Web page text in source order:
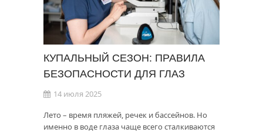
КУПАЛЬНЫЙ СЕЗОН: ПРАВИЛА
БЕЗОПАСНОСТИ ДЛЯ ГЛАЗ
14 июля 2025
Лето – время пляжей, речек и бассейнов. Но
именно в воде глаза чаще всего сталкиваются